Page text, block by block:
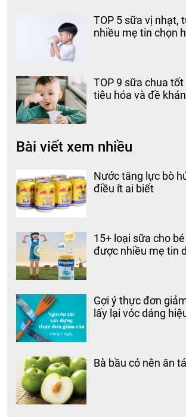
TOP 5 sữa vị nhạt,
nhiều mẹ tin chọn
TOP 9 sữa chua
tiêu hóa và đề
Bài viết xem nhiều
Nước tăng lực bò
điều ít ai biết
15+ loại sữa cho
được nhiều mẹ tin
Gợi ý thực đơn
lấy lại vóc dáng
Bà bầu có nên ăn